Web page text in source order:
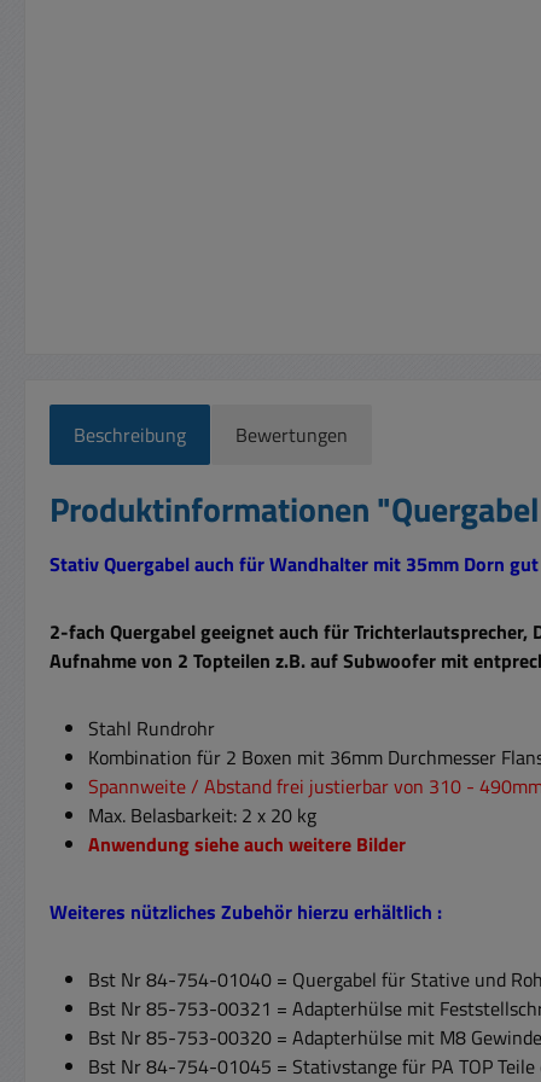
Beschreibung Bewertungen
Produktinformationen
Stativ Quergabel auch für Wandhalter mit 35mm Dorn
2-fach Quergabel geeignet auch für
Aufnahme von 2 Topteilen z.B. auf Subwoofer mit
Stahl Rundrohr
Kombination für 2 Boxen mit 36mm Durchmesser
Spannweite / Abstand frei justierbar von 310 -
Max. Belasbarkeit: 2 x 20 kg
Anwendung siehe auch weitere Bilder
Weiteres nützliches Zubehör hierzu erhältlich :
Bst Nr 84-754-01040 = Quergabel für Stative und
Bst Nr 85-753-00321 = Adapterhülse mit
Bst Nr 85-753-00320 = Adapterhülse mit M8
Bst Nr84-754-01045 = Stativstange für PA TOP Teile